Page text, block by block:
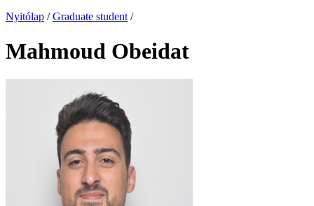
Nyitólap / Graduate student /
Mahmoud Obeidat